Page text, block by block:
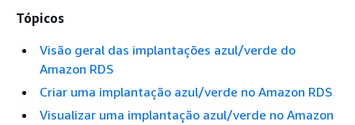
Tópicos
Visão geral das implantações azul/verde do
Amazon RDS
Criar uma implantação azul/verde no Amazon RDS
Visualizar uma implantação azul/verde no Amazon